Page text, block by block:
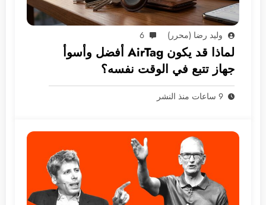
وليد رضا (محرر) 6
لماذا قد يكون AirTag أفضل وأسوأ
جهاز تتبع في الوقت نفسه؟
9 ساعات منذ النشر